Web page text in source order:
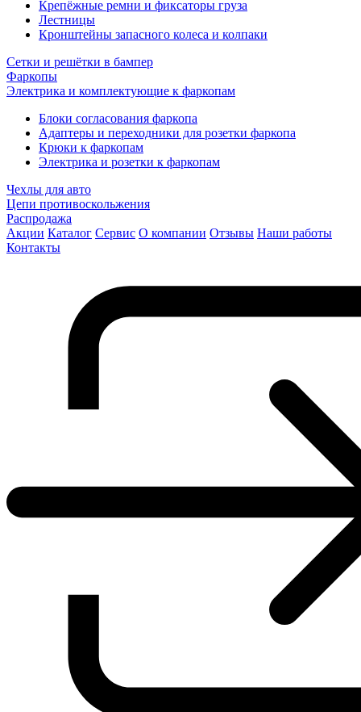
Крепёжные ремни и фиксаторы груза
Лестницы
Кронштейны запасного колеса и колпаки
Сетки и решётки в бампер
Фаркопы
Электрика и комплектующие к фаркопам
Блоки согласования фаркопа
Адаптеры и переходники для розетки фаркопа
Крюки к фаркопам
Электрика и розетки к фаркопам
Чехлы для авто
Цепи противоскольжения
Распродажа
Акции Каталог Сервис О компании Отзывы Наши работы
Контакты